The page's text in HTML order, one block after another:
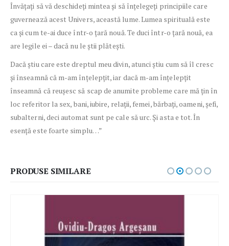
Învățați să vă deschideți mintea și să înțelegeți principiile care
guvernează acest Univers, această lume. Lumea spirituală este
ca și cum te-ai duce într-o țară nouă. Te duci într-o țară nouă, ea
are legile ei – dacă nu le știi plătești.
Dacă știu care este dreptul meu divin, atunci știu cum să îl cresc
și înseamnă că m-am înțelepțit, iar dacă m-am înțelepțit
înseamnă că reușesc să scap de anumite probleme care mă țin în
loc referitor la sex, bani, iubire, relații, femei, bărbați, oameni, șefi,
subalterni, deci automat sunt pe cale să urc. Și asta e tot. În
esență este foarte simplu…”
PRODUSE SIMILARE